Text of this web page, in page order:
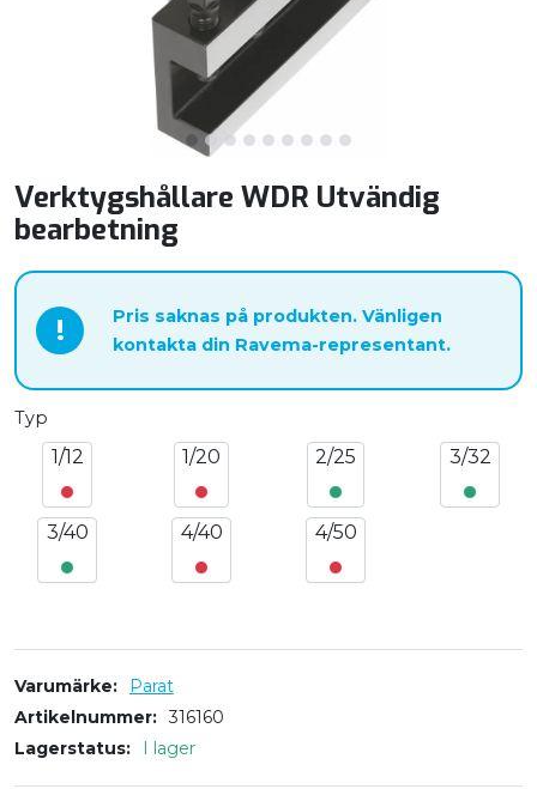
Verktygshållare WDR Utvändig
bearbetning
!
Pris saknas på produkten. Vänligen
kontakta din Ravema-representant.
Typ
1/12 1/20 2/25 3/32
3/40 4/40 4/50
Varumärke
Parat
Artikelnummer
316160
Lagerstatus
I lager